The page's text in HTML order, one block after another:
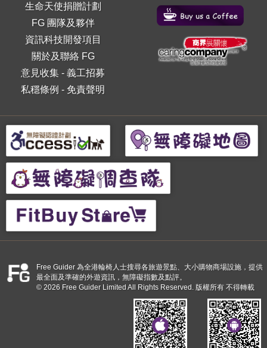
生命天使捐贈計劃
FG 團隊及夥伴
資訊科技開發項目
關於及聯絡 FG
意見收集 -義工招募
私穩條例 - 免責聲明
Free Guider 為全港輪椅人士搜尋各旅遊景點、大小購物商場設施，提供
最全面及準確的外遊資訊，無障礙指數及點評。
© 2026 Free Guider Limited All Rights Reserved. 版權所有 不得轉載